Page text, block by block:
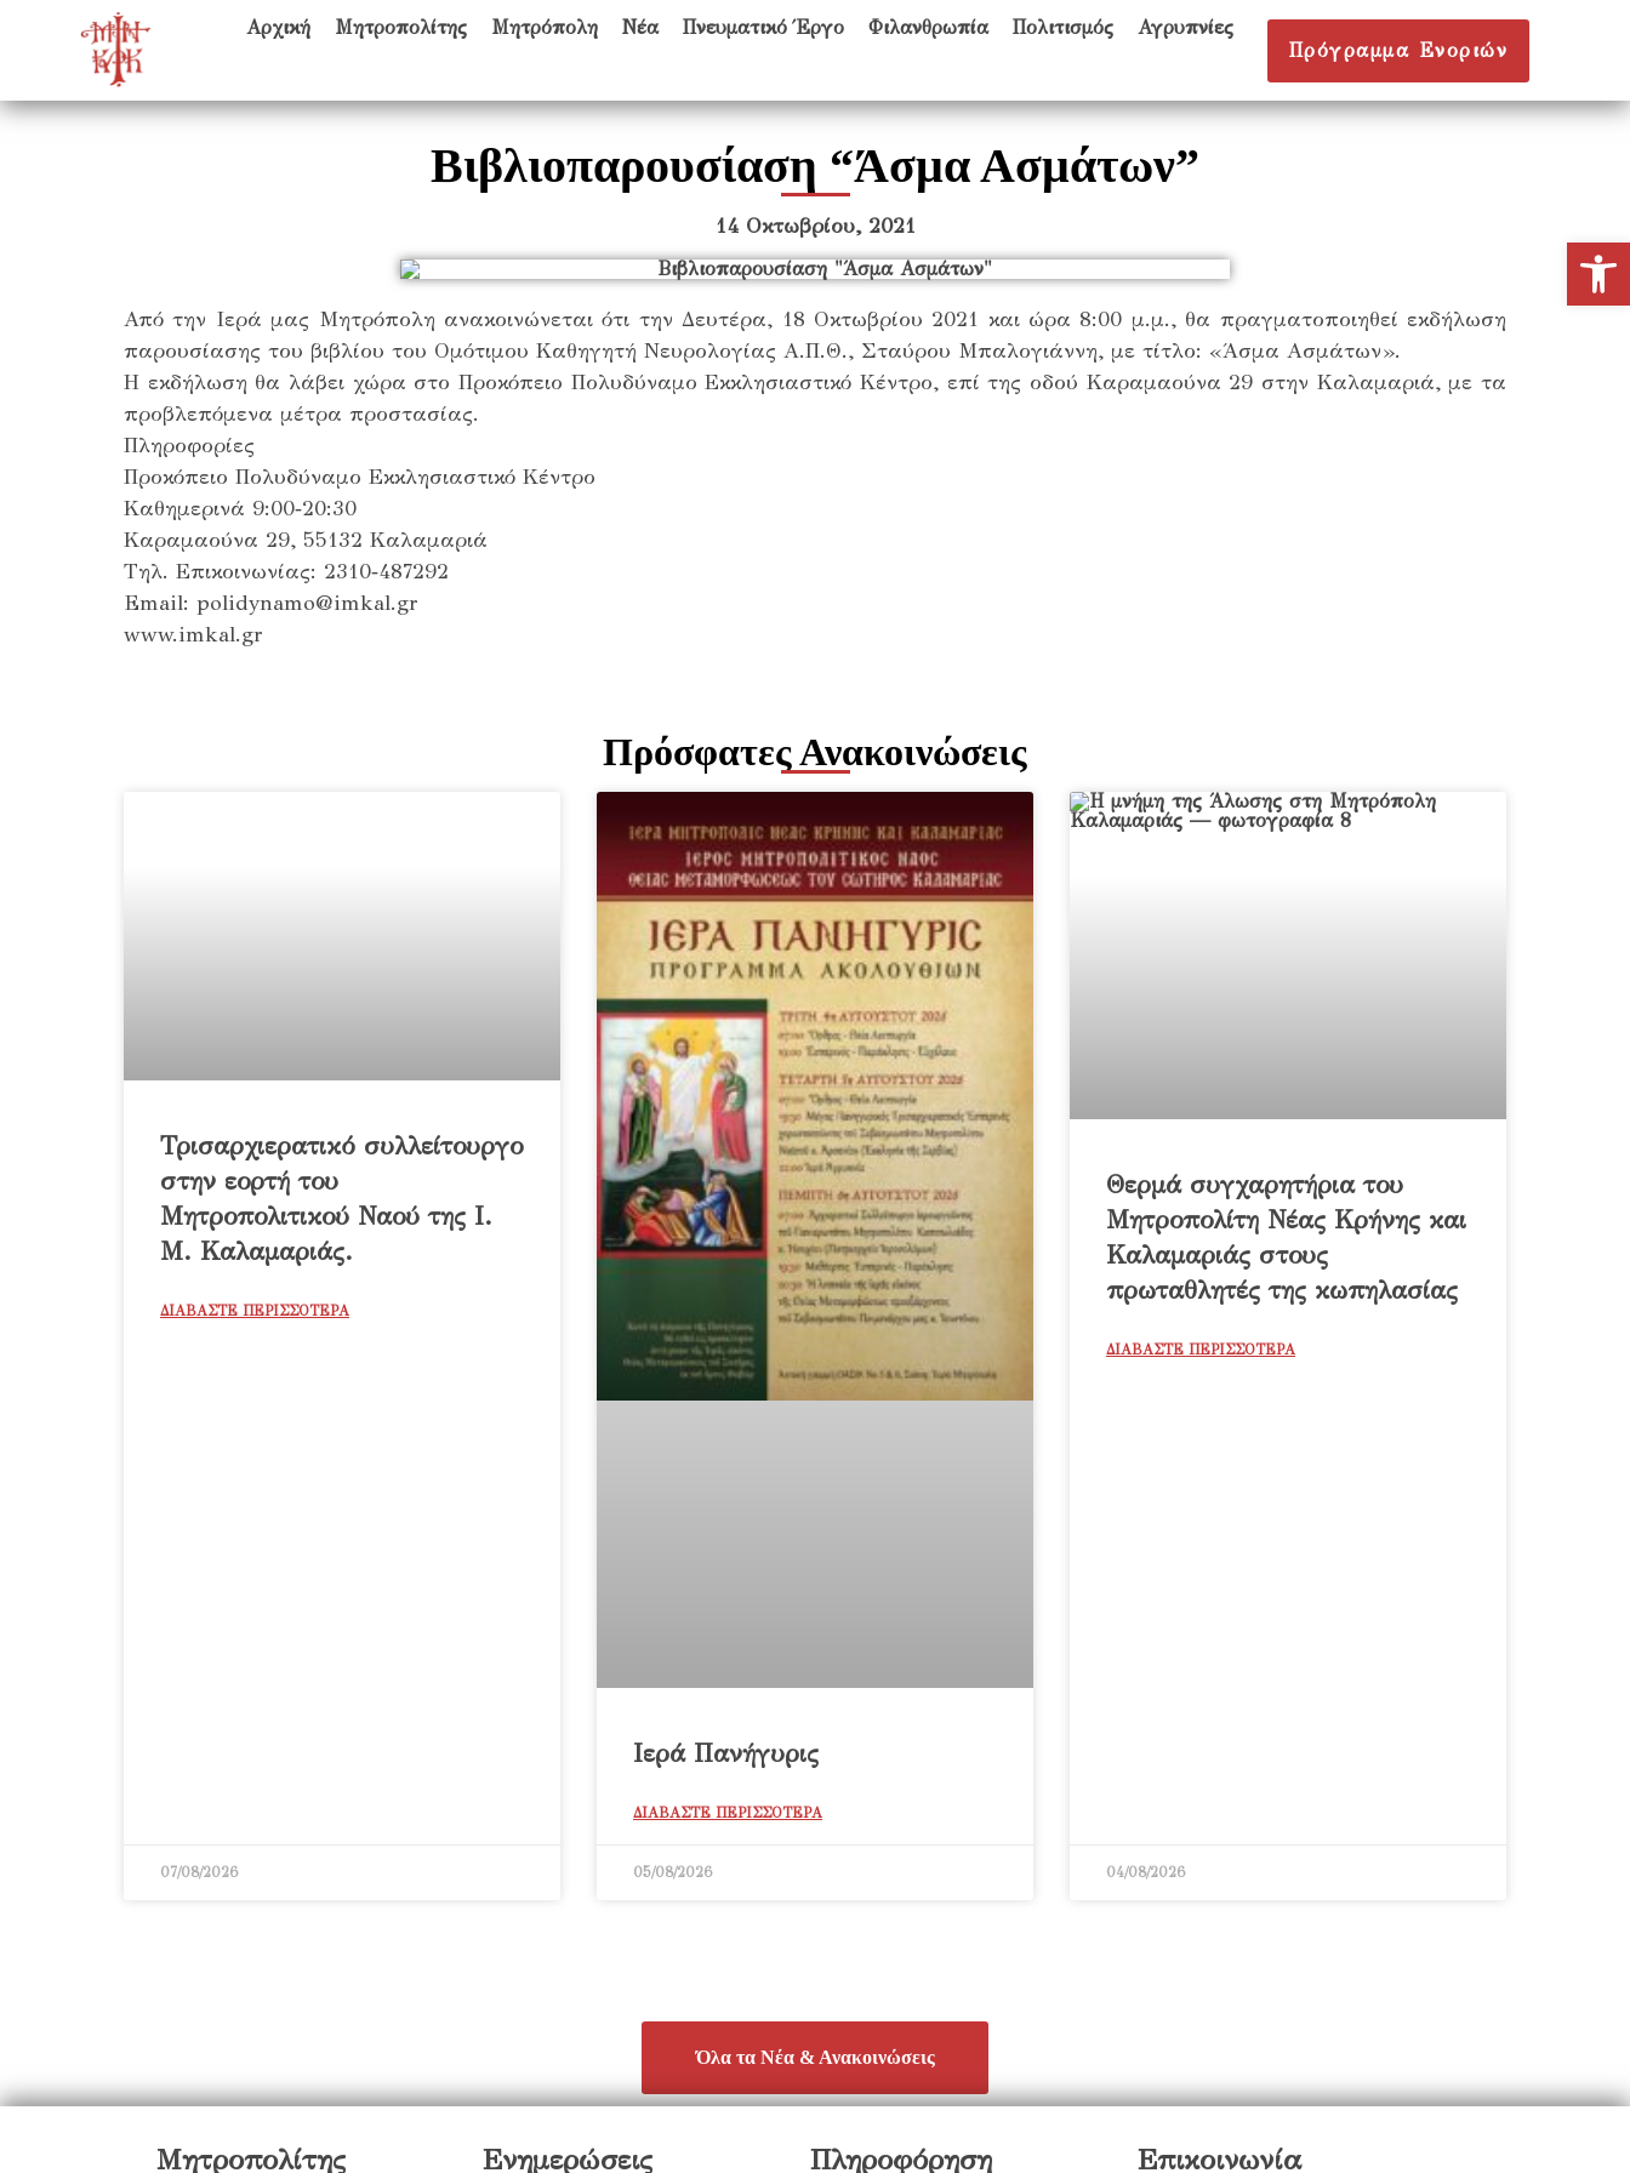
Αρχική Μητροπολίτης Μητρόπολη Νέα Πνευματικό Έργο Φιλανθρωπία Πολιτισμός
Αγρυπνίες
Πρόγραμμα Ενοριών
Βιβλιοπαρουσίαση “Άσμα Ασμάτων”
14 Οκτωβρίου, 2021
Από την Ιερά μας Μητρόπολη ανακοινώνεται ότι την Δευτέρα, 18 Οκτωβρίου 2021 και ώρα 8:00 μ.μ., θα πραγματοποιηθεί εκδήλωση
παρουσίασης του βιβλίου του Ομότιμου Καθηγητή Νευρολογίας Α.Π.Θ., Σταύρου Μπαλογιάννη, με τίτλο: «Άσμα Ασμάτων».
Η εκδήλωση θα λάβει χώρα στο Προκόπειο Πολυδύναμο Εκκλησιαστικό Κέντρο, επί της οδού Καραμαούνα 29 στην Καλαμαριά, με τα
προβλεπόμενα μέτρα προστασίας.
Πληροφορίες
Προκόπειο Πολυδύναμο Εκκλησιαστικό Κέντρο
Καθημερινά 9:00‐20:30
Καραμαούνα 29, 55132 Καλαμαριά
Τηλ. Επικοινωνίας: 2310‐487292
Email: polidynamo@imkal.gr
www.imkal.gr
Πρόσφατες Ανακοινώσεις
Τρισαρχιερατικό συλλείτουργο
στην εορτή του
Μητροπολιτικού Ναού της Ι.
Μ. Καλαμαριάς.
ΔΙΑΒΑΣΤΕ ΠΕΡΙΣΣΟΤΕΡΑ
07/08/2026
Ιερά Πανήγυρις
ΔΙΑΒΑΣΤΕ ΠΕΡΙΣΣΟΤΕΡΑ
05/08/2026
Θερμά συγχαρητήρια του
Μητροπολίτη Νέας Κρήνης και
Καλαμαριάς στους
πρωταθλητές της κωπηλασίας
ΔΙΑΒΑΣΤΕ ΠΕΡΙΣΣΟΤΕΡΑ
04/08/2026
Όλα τα Νέα & Ανακοινώσεις
Μητροπολίτης Ενημερώσεις Πληροφόρηση Επικοινωνία